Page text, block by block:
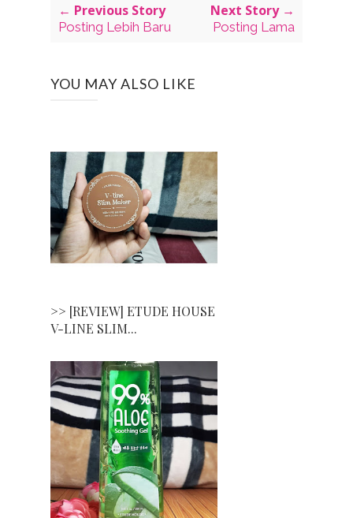
← Previous Story
Posting Lebih Baru
Next Story →
Posting Lama
YOU MAY ALSO LIKE
>> [REVIEW] ETUDE HOUSE
V-LINE SLIM...